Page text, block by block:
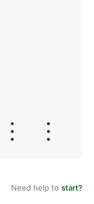
Need help to start?